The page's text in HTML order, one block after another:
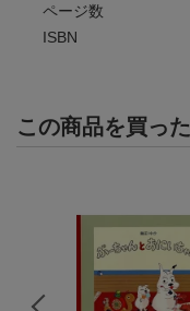
ページ数
ISBN
この商品を買っ